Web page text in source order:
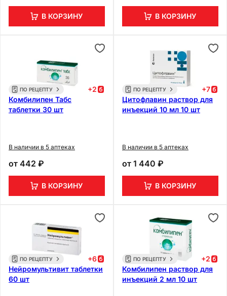
В КОРЗИНУ В КОРЗИНУ
ПО РЕЦЕПТУ +2
Комбилипен Табс
таблетки 30 шт
В наличии в 5 аптеках
от 442 ₽
В КОРЗИНУ
ПО РЕЦЕПТУ +7
Цитофлавин раствор для
инъекций 10 мл 10 шт
В наличии в 5 аптеках
от 1 440 ₽
В КОРЗИНУ
ПО РЕЦЕПТУ +6
Нейромультивит таблетки
60 шт
ПО РЕЦЕПТУ +2
Комбилипен раствор для
инъекций 2 мл 10 шт